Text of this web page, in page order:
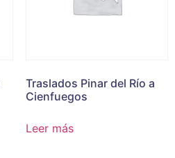
Traslados Pinar del Río a
Cienfuegos
Leer más